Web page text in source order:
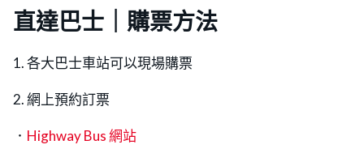
直達巴士 ｜購票方法
1. 各大巴士車站可以現場購票
2. 網上預約訂票
． Highway Bus 網站